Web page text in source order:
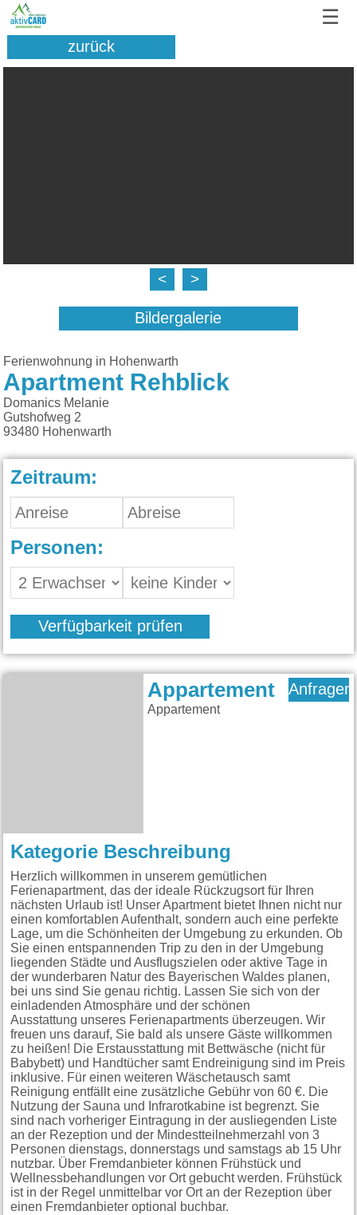
☰
zurück
< >
Bildergalerie
Ferienwohnung in Hohenwarth
Apartment Rehblick
Domanics Melanie
Gutshofweg 2
93480 Hohenwarth
Zeitraum:
Personen:
Verfügbarkeit prüfen
Appartement
Appartement
Anfragen
Kategorie Beschreibung
Herzlich willkommen in unserem gemütlichen
Ferienapartment, das der ideale Rückzugsort für Ihren
nächsten Urlaub ist! Unser Apartment bietet Ihnen nicht nur
einen komfortablen Aufenthalt, sondern auch eine perfekte
Lage, um die Schönheiten der Umgebung zu erkunden. Ob
Sie einen entspannenden Trip zu den in der Umgebung
liegenden Städte und Ausflugszielen oder aktive Tage in
der wunderbaren Natur des Bayerischen Waldes planen,
bei uns sind Sie genau richtig. Lassen Sie sich von der
einladenden Atmosphäre und der schönen
Ausstattung unseres Ferienapartments überzeugen. Wir
freuen uns darauf, Sie bald als unsere Gäste willkommen
zu heißen! Die Erstausstattung mit Bettwäsche (nicht für
Babybett) und Handtücher samt Endreinigung sind im Preis
inklusive. Für einen weiteren Wäschetausch samt
Reinigung entfällt eine zusätzliche Gebühr von 60 €. Die
Nutzung der Sauna und Infrarotkabine ist begrenzt. Sie
sind nach vorheriger Eintragung in der ausliegenden Liste
an der Rezeption und der Mindestteilnehmerzahl von 3
Personen dienstags, donnerstags und samstags ab 15 Uhr
nutzbar. Über Fremdanbieter können Frühstück und
Wellnessbehandlungen vor Ort gebucht werden. Frühstück
ist in der Regel unmittelbar vor Ort an der Rezeption über
einen Fremdanbieter optional buchbar.